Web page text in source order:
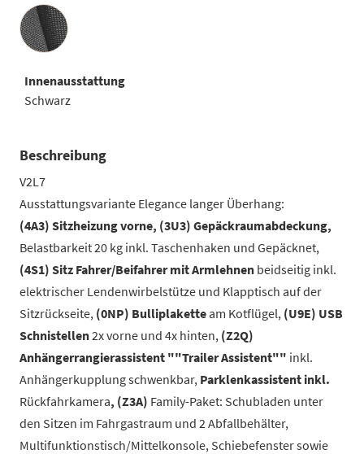
Innenausstattung
Innenausstattung
Schwarz
Beschreibung
V2L7
Ausstattungsvariante Elegance langer Überhang:
(4A3) Sitzheizung vorne, (3U3) Gepäckraumabdeckung,
Belastbarkeit 20 kg inkl. Taschenhaken und Gepäcknet,
(4S1) Sitz Fahrer/Beifahrer mit Armlehnen beidseitig inkl.
elektrischer Lendenwirbelstütze und Klapptisch auf der
Sitzrückseite, (0NP) Bulliplaketteam Kotflügel, (U9E) USB
Schnistellen2x vorne und 4x hinten, (Z2Q)
Anhängerrangierassistent ""Trailer Assistent"" inkl.
Anhängerkupplung schwenkbar, Parklenkassistent inkl.
Rückfahrkamera, (Z3A) Family-Paket: Schubladen unter
den Sitzen im Fahrgastraum und 2 Abfallbehälter,
Multifunktionstisch/Mittelkonsole, Schiebefenster sowie